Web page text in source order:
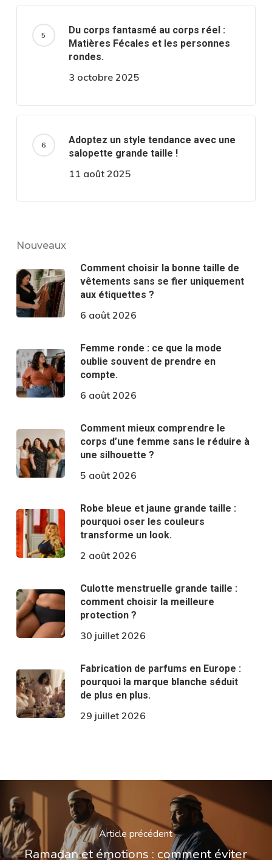
Du corps fantasmé au corps réel :
Matières Fécales et les personnes
rondes.
3 octobre 2025
Adoptez un style tendance avec une
salopette grande taille !
11 août 2025
Nouveaux
Comment choisir la bonne taille de
vêtements sans se fier uniquement
aux étiquettes ?
6 août 2026
Femme ronde : ce que la mode
oublie souvent de prendre en
compte.
6 août 2026
Comment mieux comprendre le
corps d’une femme sans le réduire à
une silhouette ?
5 août 2026
Robe bleue et jaune grande taille :
pourquoi oser les couleurs
transforme un look.
2 août 2026
Culotte menstruelle grande taille :
comment choisir la meilleure
protection ?
30 juillet 2026
Fabrication de parfums en Europe :
pourquoi la marque blanche séduit
de plus en plus.
29 juillet 2026
Article précédent
Ramadan et émotions : comment éviter